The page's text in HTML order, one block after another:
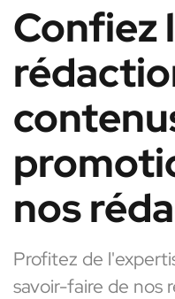
Confiez
nos
Profitez de
savoir-faire de nos